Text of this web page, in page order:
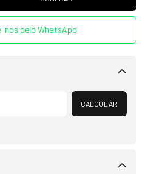
nos pelo WhatsApp
Alterar CEP
CALCULAR